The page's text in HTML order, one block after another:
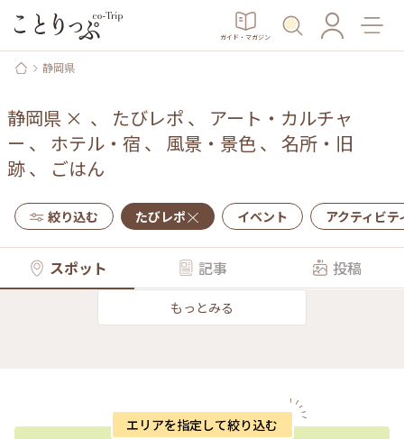
ガイド・マガジン
静岡県
静岡県 × 、 たびレポ 、 アート・カルチャ
ー 、 ホテル・宿 、 風景・景色、 名所・旧
跡、 ごはん
絞り込む たびレポ イベント アクティビテ
スポット 記事 投稿
もっとみる
エリアを指定して絞り込む